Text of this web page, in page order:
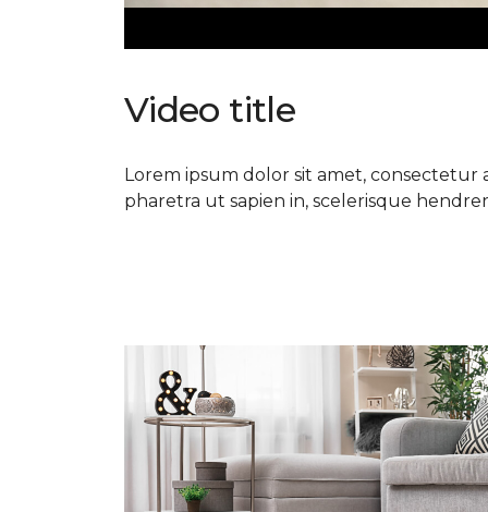
Video title
Lorem ipsum dolor sit amet, consectetur
pharetra ut sapien in, scelerisque